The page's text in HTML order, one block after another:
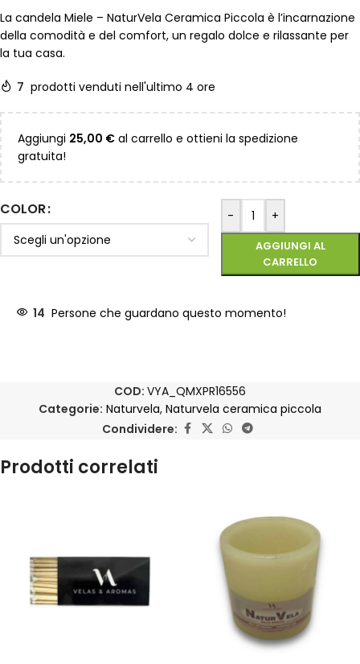
La candela Miele – NaturVela Ceramica Piccola è l’incarnazione
della comodità e del comfort, un regalo dolce e rilassante per
la tua casa.
7 prodotti venduti nell'ultimo 4 ore
Aggiungi 25,00 € al carrello e ottieni la spedizione
gratuita!
COLOR - +
AGGIUNGI AL
CARRELLO
14 Persone che guardano questo momento!
COD: VYA_QMXPR16556
Categorie: Naturvela, Naturvela ceramica piccola
Condividere:
Prodotti correlati